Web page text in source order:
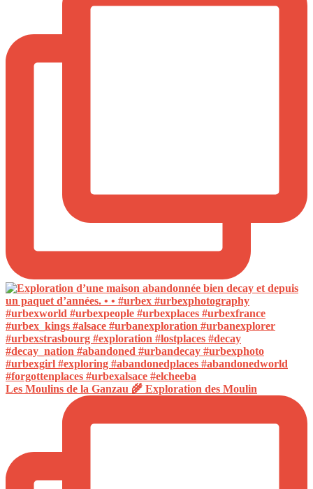
Les Moulins de la Ganzau 🌾 Exploration des Moulin